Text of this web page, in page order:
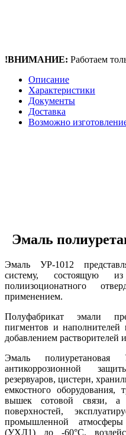
!ВНИМАНИЕ: Работаем
Описание
Характеристики
Документы
Доставка
Возможно
Эмаль
Эмаль УР-1012
систему, состоящую
полиизоционатного
применением.
Полуфабрикат эмали
пигментов и
добавлением растворителей
Эмаль полиуретановая
антикоррозионной
резервуаров, цистерн,
емкостного оборудования,
вышек сотовой связи, а
поверхностей,
промышленной атмосферы
(УХЛ1) до -60°С,